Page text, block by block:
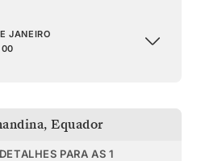
JANEIRO
, Equador
PARA AS 1